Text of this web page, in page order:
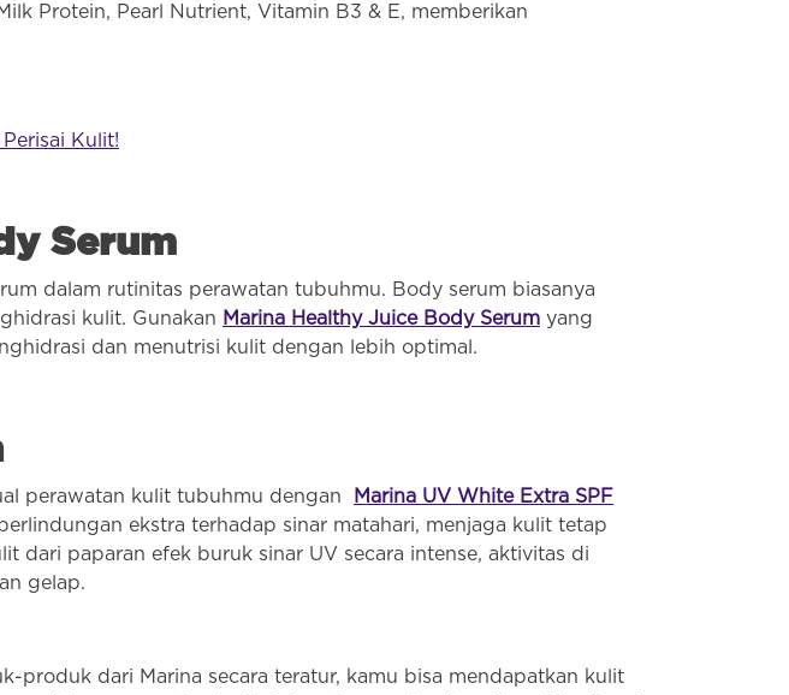
Protein, Pearl Nutrient, Vitamin B3 & E, memberikan
Kulit!
Serum
dalam rutinitas perawatan tubuhmu. Body serum biasanya
kulit. Gunakan Marina Healthy Juice Body Serum yang
dan menutrisi kulit dengan lebih optimal.
perawatan kulit tubuhmu dengan
Marina UV White Extra SPF
ekstra terhadap sinar matahari, menjaga kulit tetap
dari paparan efek buruk sinar UV secara intense, aktivitas di
gelap.
produk dari Marina secara teratur, kamu bisa mendapatkan kulit